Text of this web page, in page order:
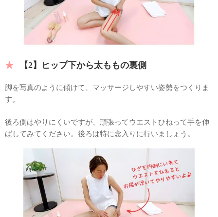
【2】ヒップ下から太ももの裏側
脚を写真のように傾けて、マッサージしやすい姿勢をつくりま
す。
後ろ側はやりにくいですが、頑張ってウエストひねって手を伸
ばしてみてください。後ろは特に念入りに行いましょう。